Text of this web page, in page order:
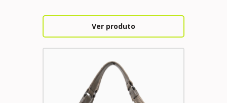
Ver produto